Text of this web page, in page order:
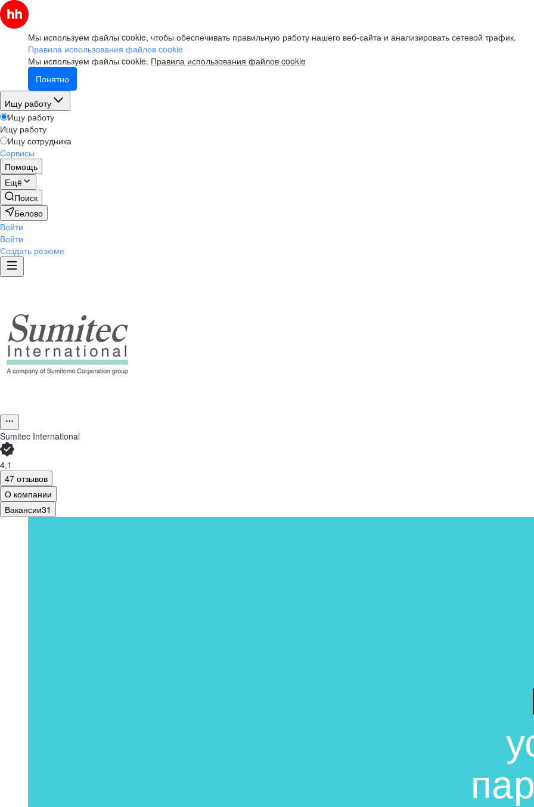
Мы используем файлы cookie, чтобы обеспечивать правильную работу нашего веб-сайта и анализировать сетевой трафик.
Правила использования файлов cookie
Мы используем файлы cookie. Правила использования файлов cookie
Понятно
Ищу работу
Ищу работу
Ищу работу
Ищу сотрудника
Сервисы
Помощь
Ещё
Поиск
Белово
Войти
Войти
Создать резюме
Sumitec International
4,1
47 отзывов
О компании
Вакансии31